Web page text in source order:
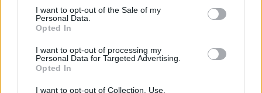
consent section.
I want to opt-out of the Sale of my
Personal Data.
Opted In
I want to opt-out of processing my
Personal Data for Targeted Advertising.
Opted In
I want to opt-out of Collection, Use,
Botrány Horváth András rendőrségi
meggyanúsítása
tangentopoli 2017. január 19.